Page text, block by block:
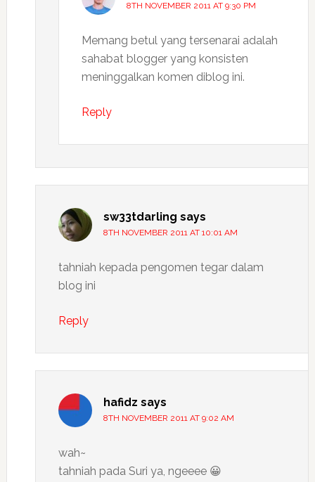
8TH NOVEMBER 2011 AT 9:30 PM
Memang betul yang tersenarai adalah
sahabat blogger yang konsisten
meninggalkan komen diblog ini.
Reply
sw33tdarling says
8TH NOVEMBER 2011 AT 10:01 AM
tahniah kepada pengomen tegar dalam
blog ini
Reply
hafidz says
8TH NOVEMBER 2011 AT 9:02 AM
wah~
tahniah pada Suri ya, ngeeee 😀